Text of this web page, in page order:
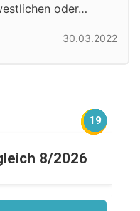
oder…
30.03.2022